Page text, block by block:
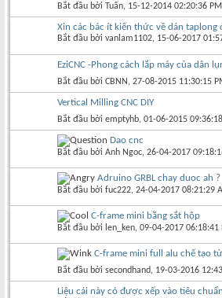
Bắt đầu bởi Tuấn‎, 15-12-2014 02:20:36 PM
Xin các bác ít kiến thức về dán taplong
Bắt đầu bởi vanlam1102‎, 15-06-2017
EziCNC -Phong cách lắp máy của dân
Bắt đầu bởi CBNN ‎, 27-08-2015 11:30:15
Vertical Milling CNC DIY
Bắt đầu bởi emptyhb‎, 01-06-2015
Dao cnc
Bắt đầu bởi Anh Ngoc‎, 26-04-2017
Adruino GRBL chay duoc ah ?
Bắt đầu bởi fuc222‎, 24-04-2017 08:21:29
C-frame mini bằng sắt hộp
Bắt đầu bởi len_ken‎, 09-04-2017 06:18:41
C-frame mini full alu chế tạo
Bắt đầu bởi secondhand‎, 19-03-2016
Liệu cái này có được xếp vào tiêu